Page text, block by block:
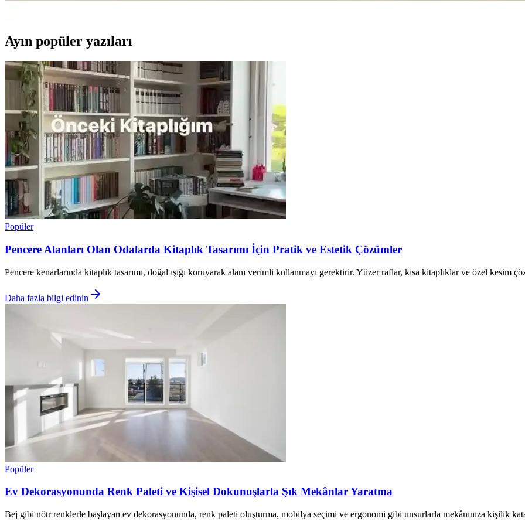
Ayın popüler yazıları
Popüler
Pencere Alanları Olan Odalarda Kitaplık Tasarımı İçin Pratik ve Estetik Çözümler
Pencere kenarlarında kitaplık tasarımı, doğal ışığı koruyarak alanı verimli kullanmayı gerektirir. Yüzer raflar, kısa kitaplıklar ve özel kesim
Daha fazla bilgi edinin
Popüler
Ev Dekorasyonunda Renk Paleti ve Kişisel Dokunuşlarla Şık Mekânlar Yaratma
Bej gibi nötr renklerle başlayan ev dekorasyonunda, renk paleti oluşturma, mobilya seçimi ve ergonomi gibi unsurlarla mekânınıza kişilik